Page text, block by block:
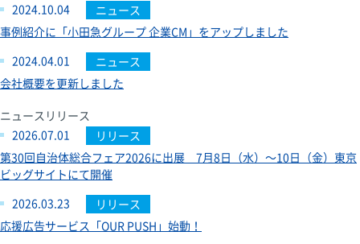
2024.10.04
ニュース
事例紹介に「小田急グループ 企業CM」をアップしました
2024.04.01
ニュース
会社概要を更新しました
ニュースリリース
2026.07.01
リリース
第30回自治体総合フェア2026に出展 7月8日（水）～10日（金）東京
ビッグサイトにて開催
2026.03.23
リリース
応援広告サービス「OUR PUSH」始動！